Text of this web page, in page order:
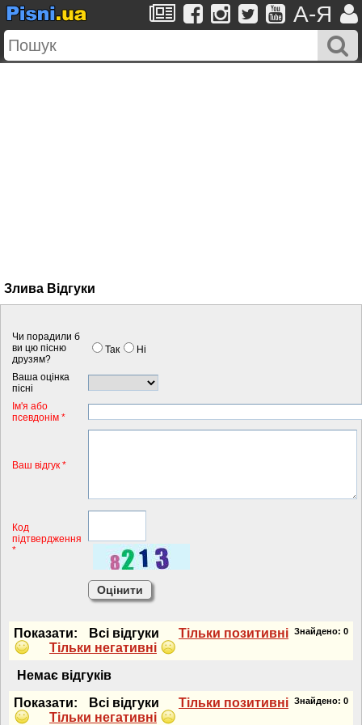
A-Я
Злива Вiдгуки
Чи порадили б
ви цю пісню
друзям?
Так Нi
Ваша оцінка
пісні
Iм'я або
псевдонiм *
Ваш відгук *
Код
підтвердження
*
Знайдено: 0
Показати: Всi вiдгуки
Тiльки позитивнi
Тiльки негативнi
Немає вiдгукiв
Знайдено: 0
Показати: Всi вiдгуки
Тiльки позитивнi
Тiльки негативнi